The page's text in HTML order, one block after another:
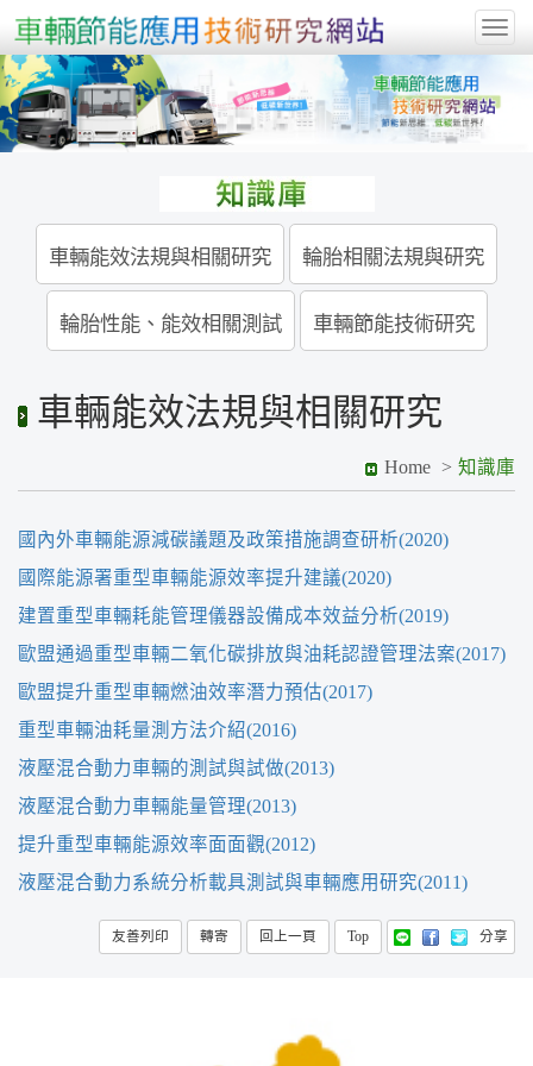
車輛能效法規與相關研究 輪胎相關法規與研究
輪胎性能、能效相關測試 車輛節能技術研究
車輛能效法規與相關研究
Home 知識庫
國內外車輛能源減碳議題及政策措施調查研析(2020)
國際能源署重型車輛能源效率提升建議(2020)
建置重型車輛耗能管理儀器設備成本效益分析(2019)
歐盟通過重型車輛二氧化碳排放與油耗認證管理法案(2017)
歐盟提升重型車輛燃油效率潛力預估(2017)
重型車輛油耗量測方法介紹(2016)
液壓混合動力車輛的測試與試做(2013)
液壓混合動力車輛能量管理(2013)
提升重型車輛能源效率面面觀(2012)
液壓混合動力系統分析載具測試與車輛應用研究(2011)
友善列印 (以新視窗開啟)
轉寄 回上一頁 Top 分享